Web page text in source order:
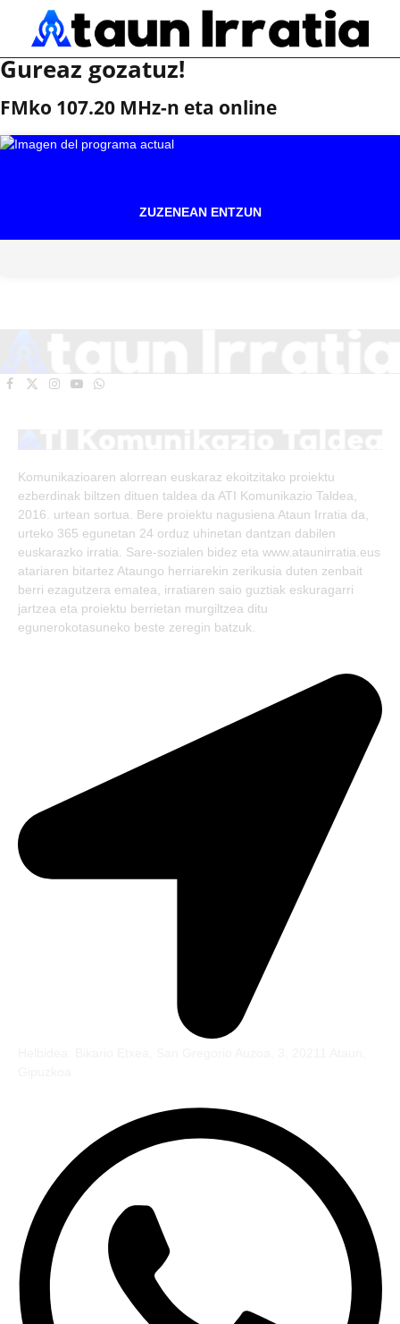
Gureaz gozatuz!
FMko 107.20 MHz-n eta online
ZUZENEAN ENTZUN
Facebook
X
Instagram
YouTubeWhatsApp
Komunikazioaren alorrean euskaraz ekoitzitako proiektu
ezberdinak biltzen dituen taldea da ATI Komunikazio Taldea,
2016. urtean sortua. Bere proiektu nagusiena Ataun Irratia da,
urteko 365 egunetan 24 orduz uhinetan dantzan dabilen
euskarazko irratia. Sare-sozialen bidez eta www.ataunirratia.eus
atariaren bitartez Ataungo herriarekin zerikusia duten zenbait
berri ezagutzera ematea, irratiaren saio guztiak eskuragarri
jartzea eta proiektu berrietan murgiltzea ditu
egunerokotasuneko beste zeregin batzuk.